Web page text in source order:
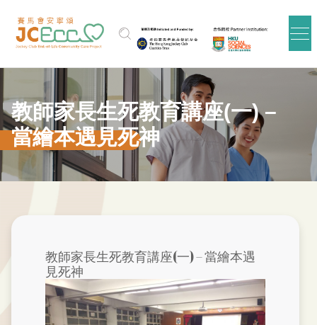
教師家長生死教育講座(一) –
當繪本遇見死神
教師家長生死教育講座(一) – 當繪本遇
見死神